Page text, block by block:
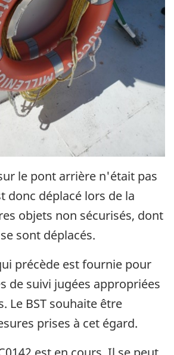
le pont arrière n'était pas
donc déplacé lors de la
objets non sécurisés, dont
sont déplacés.
précède est fournie pour
de suivi jugées appropriées
Le BST souhaite être
prises à cet égard.